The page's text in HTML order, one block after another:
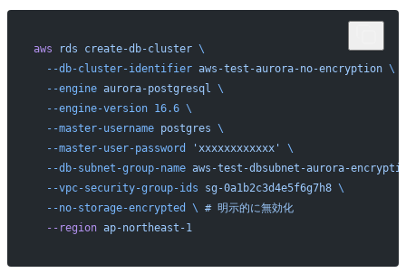
aws rds create-db-cluster \
  --db-cluster-identifier
aws-test-aurora-no-encryption \
  --engine
aurora-postgresql \
  --engine-version
16.6 \
  --master-username
postgres \
  --master-user-password
'xxxxxxxxxxxx'
\
  --db-subnet-group-name
aws-test-dbsubnet-aurora-
  --vpc-security-group-ids
sg-0a1b2c3d4e5f6g7h8 \
  --no-storage-encrypted
\ # 明示的に無効化
  --region
ap-northeast-1